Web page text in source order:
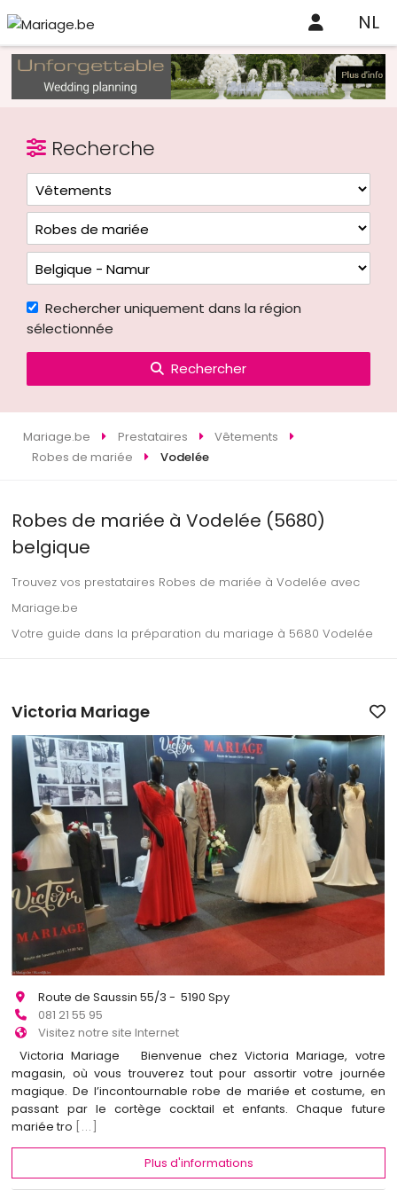
NL
Recherche
Rechercher uniquement dans la région
sélectionnée
Rechercher
Mariage.be Prestataires
Vêtements
Robes de mariée
Vodelée
Robes de mariée à Vodelée (5680)
belgique
Trouvez vos prestataires Robes de mariée à Vodelée avec
Mariage.be
Votre guide dans la préparation du mariage à 5680 Vodelée
Victoria Mariage
Route de Saussin 55/3 - 5190 Spy
081 21 55 95
Visitez notre site Internet
Victoria Mariage Bienvenue chez Victoria Mariage, votre
magasin, où vous trouverez tout pour assortir votre journée
magique. De l’incontournable robe de mariée et costume, en
passant par le cortège cocktail et enfants. Chaque future
mariée tro [...]
Plus d'informations